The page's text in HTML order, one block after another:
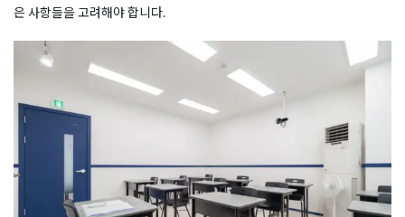
은 사항들을 고려해야 합니다.